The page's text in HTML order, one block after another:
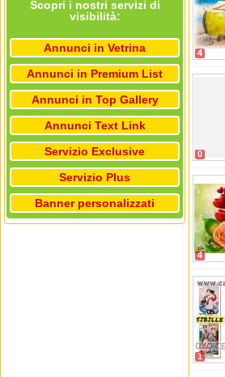
Scopri i nostri servizi di
visibilità:
Annunci in Vetrina
Annunci in Premium List
Annunci in Top Gallery
Annunci Text Link
Servizio Exclusive
Servizio Plus
Banner personalizzati
4
0
4
1